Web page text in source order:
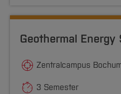
Geothermal Energy
Zentralcampus
3 Semester